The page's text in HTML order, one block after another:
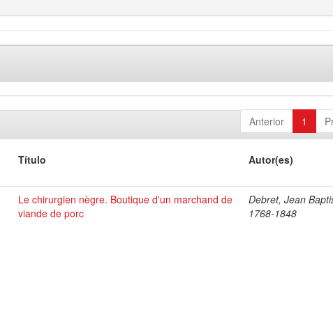
Anterior 1
Título Autor(es)
Le chirurgien nègre. Boutique d'un marchand de
viande de porc
Debret, Jean
1768-1848